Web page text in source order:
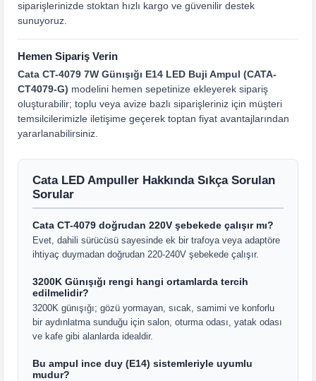
siparişlerinizde stoktan hızlı kargo ve güvenilir destek
sunuyoruz.
Hemen Sipariş Verin
Cata CT-4079 7W Günışığı E14 LED Buji Ampul (CATA-
CT4079-G) modelini hemen sepetinize ekleyerek sipariş
oluşturabilir; toplu veya avize bazlı siparişleriniz için müşteri
temsilcilerimizle iletişime geçerek toptan fiyat avantajlarından
yararlanabilirsiniz.
Cata LED Ampuller Hakkında Sıkça Sorulan
Sorular
Cata CT-4079 doğrudan 220V şebekede çalışır mı?
Evet, dahili sürücüsü sayesinde ek bir trafoya veya adaptöre
ihtiyaç duymadan doğrudan 220-240V şebekede çalışır.
3200K Günışığı rengi hangi ortamlarda tercih
edilmelidir?
3200K günışığı; gözü yormayan, sıcak, samimi ve konforlu
bir aydınlatma sunduğu için salon, oturma odası, yatak odası
ve kafe gibi alanlarda idealdir.
Bu ampul ince duy (E14) sistemleriyle uyumlu
mudur?